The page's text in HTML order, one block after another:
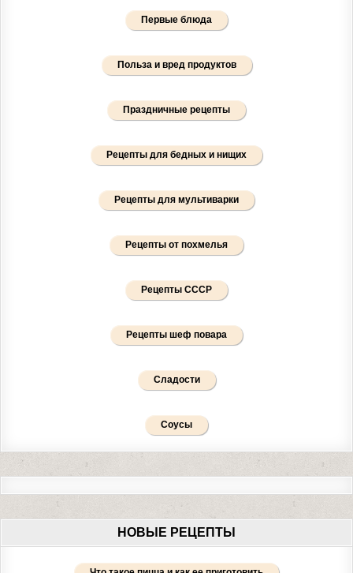
Первые блюда
Польза и вред продуктов
Праздничные рецепты
Рецепты для бедных и нищих
Рецепты для мультиварки
Рецепты от похмелья
Рецепты СССР
Рецепты шеф повара
Сладости
Соусы
НОВЫЕ РЕЦЕПТЫ